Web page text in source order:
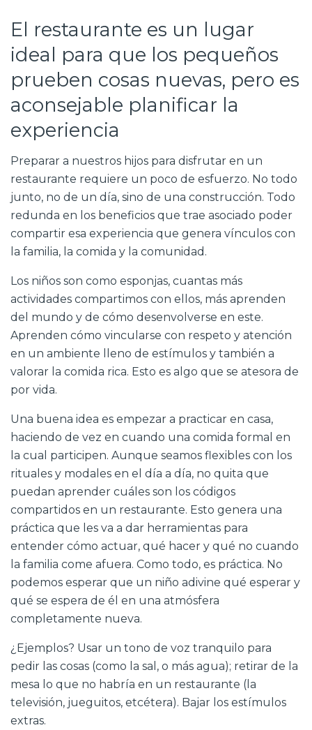
El restaurante es un lugar
ideal para que los pequeños
prueben cosas nuevas, pero es
aconsejable planificar la
experiencia
Preparar a nuestros hijos para disfrutar en un
restaurante requiere un poco de esfuerzo. No todo
junto, no de un día, sino de una construcción. Todo
redunda en los beneficios que trae asociado poder
compartir esa experiencia que genera vínculos con
la familia, la comida y la comunidad.
Los niños son como esponjas, cuantas más
actividades compartimos con ellos, más aprenden
del mundo y de cómo desenvolverse en este.
Aprenden cómo vincularse con respeto y atención
en un ambiente lleno de estímulos y también a
valorar la comida rica. Esto es algo que se atesora de
por vida.
Una buena idea es empezar a practicar en casa,
haciendo de vez en cuando una comida formal en
la cual participen. Aunque seamos flexibles con los
rituales y modales en el día a día, no quita que
puedan aprender cuáles son los códigos
compartidos en un restaurante. Esto genera una
práctica que les va a dar herramientas para
entender cómo actuar, qué hacer y qué no cuando
la familia come afuera. Como todo, es práctica. No
podemos esperar que un niño adivine qué esperar y
qué se espera de él en una atmósfera
completamente nueva.
¿Ejemplos? Usar un tono de voz tranquilo para
pedir las cosas (como la sal, o más agua); retirar de la
mesa lo que no habría en un restaurante (la
televisión, jueguitos, etcétera). Bajar los estímulos
extras.